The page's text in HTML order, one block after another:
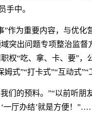
手中。
作为重要内容，与优化
突出问题专项整治监督
权“吃、拿、卡、要”
式”“打卡式”“互动式”“
们的预料。”“以前听朋
厅办结’就是方便！